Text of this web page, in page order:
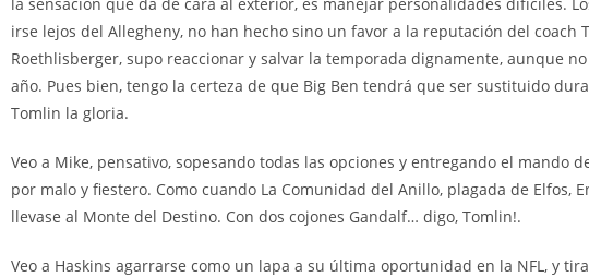
irse lejos del Allegheny, no han hecho sino un favor a la reputación del
Roethlisberger, supo reaccionar y salvar la temporada dignamente, aunque
año. Pues bien, tengo la certeza de que Big Ben tendrá que ser sustituido
Tomlin la gloria.
Veo a Mike, pensativo, sopesando todas las opciones y entregando el
por malo y fiestero. Como cuando La Comunidad del Anillo, plagada de Elfos,
llevase al Monte del Destino. Con dos cojones Gandalf… digo, Tomlin!.
Veo a Haskins agarrarse como un lapa a su última oportunidad en la NFL, y